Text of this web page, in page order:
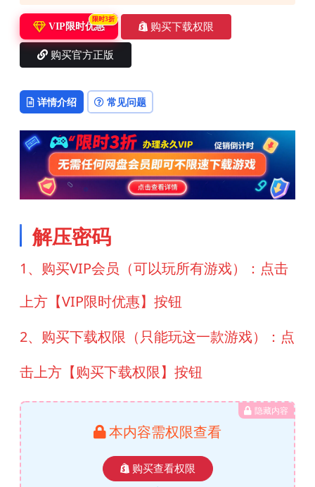
VIP限时优惠
限时3折
购买下载权限
购买官方正版
详情介绍 常见问题
解压密码
1、购买VIP会员（可以玩所有游戏）：点击
上方【VIP限时优惠】按钮
2、购买下载权限（只能玩这一款游戏）：点
击上方【购买下载权限】按钮
隐藏内容
本内容需权限查看
购买查看权限